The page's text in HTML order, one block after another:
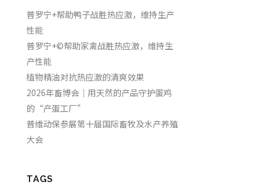
普罗宁+帮助鸭子战胜热应激，维持生产
性能
普罗宁+©帮助家禽战胜热应激，维持生
产性能
植物精油对抗热应激的清爽效果
2026年畜博会｜用天然的产品守护蛋鸡
的“产蛋工厂”
普维动保参展第十届国际畜牧及水产养殖
大会
TAGS